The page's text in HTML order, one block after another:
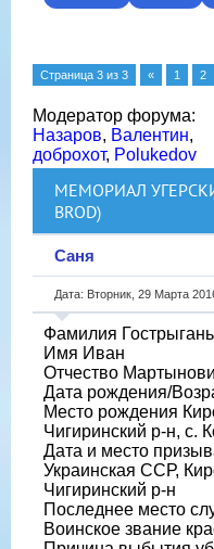
Страница 3 из 3 « 1 2
Модератор форума:
Назаров, Валентин,
доброхот, Polukedov
МЕМОРИАЛ
BROD)
Саня
Дата: Вторник, 29 Марта
Фамилия Гострыгань
Имя Иван
Отчество
Дата рождения/
Место рождения
Чигиринский р-н, с.
Дата и место
Украинская ССР,
Чигиринский р-н
Последнее место
Воинское звание